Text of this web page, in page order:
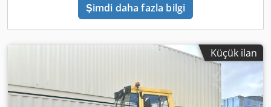
Şimdi daha fazla bilgi
Küçük ilan